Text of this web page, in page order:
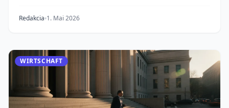
Redakcia 1. Mai 2026
WIRTSCHAFT